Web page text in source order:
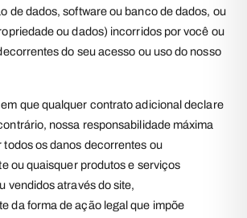
de dados, software ou banco de dados, ou
ou dados) incorridos por você ou
do seu acesso ou uso do nosso
que qualquer contrato adicional declare
nossa responsabilidade máxima
todos os danos decorrentes ou
ou quaisquer produtos e serviços
vendidos através do site,
da forma de ação legal que impõe